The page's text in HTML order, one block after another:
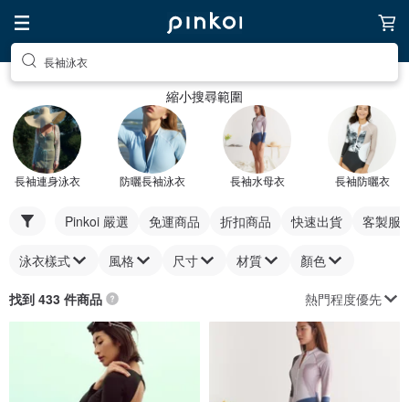
長袖泳衣
縮小搜尋範圍
長袖連身泳衣 防曬長袖泳衣 長袖水母衣 長袖防曬衣
Pinkoi 嚴選 免運商品 折扣商品 快速出貨 客製服
泳衣樣式 風格 尺寸 材質 顏色
找到 433 件商品 熱門程度優先